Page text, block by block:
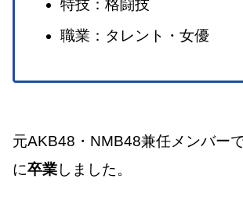
特技：格闘技
職業：タレント・女優
元AKB48・NMB48兼任メンバー
に卒業しました。